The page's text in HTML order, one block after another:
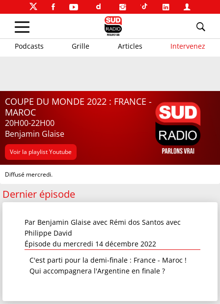
Podcasts Grille Articles Intervenez
COUPE DU MONDE 2022 : FRANCE -
MAROC
20H00-22H00
Benjamin Glaise
Voir la playlist Youtube
Diffusé mercredi.
Dernier épisode
Par Benjamin Glaise avec Rémi dos Santos avec
Philippe David
Épisode du mercredi 14 décembre 2022
C'est parti pour la demi-finale : France - Maroc !
Qui accompagnera l'Argentine en finale ?